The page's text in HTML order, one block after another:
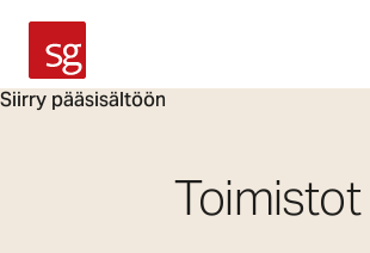
Siirry pääsisältöön
SG Armaturen
Toimistot